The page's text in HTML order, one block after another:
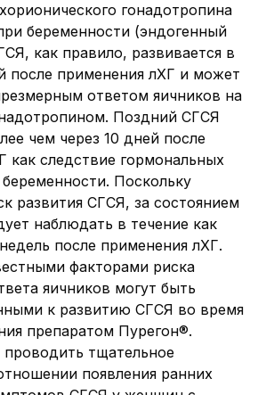
гонадотропина
беременности (эндогенный
как правило, развивается в
после применения лХГ и может
ответом яичников на
Поздний СГСЯ
чем через 10 дней после
как следствие гормональных
Поскольку
развития СГСЯ, за состоянием
наблюдать в течение как
после применения лХГ.
факторами риска
яичников могут быть
к развитию СГСЯ во время
препаратом Пурегон®.
проводить тщательное
появления ранних